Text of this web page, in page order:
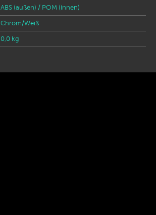
ABS (außen) / POM (innen)
Chrom/Weiß
0,0 kg